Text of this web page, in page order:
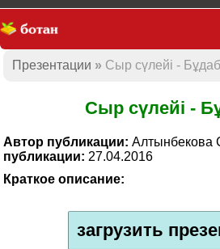
Презентации Сыр сүлейі -
Сыр сүлейі -
Автор публикации: Алтынбекова
публикации: 27.04.2016
Краткое описание:
загрузить